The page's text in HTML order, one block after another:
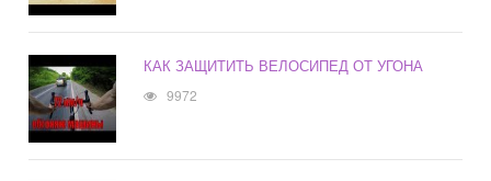
КАК ЗАЩИТИТЬ ВЕЛОСИПЕД ОТ УГОНА
9972